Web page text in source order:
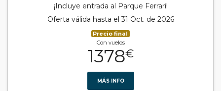
¡Incluye entrada al Parque Ferrari!
Oferta válida hasta el 31 Oct. de 2026
Precio final
Con vuelos
1378€
MÁS INFO